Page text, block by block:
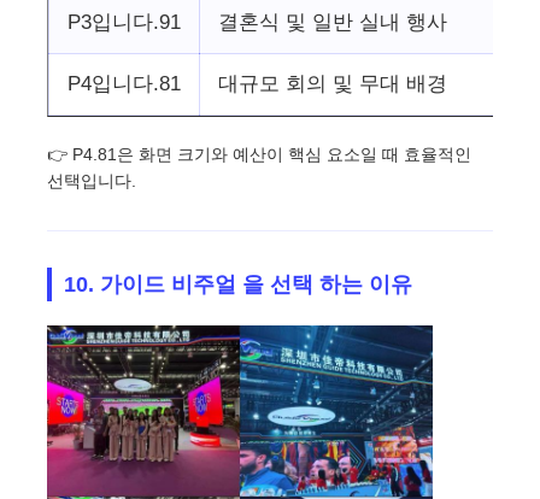
P3입니다.91 결혼식 및 일반 실내 행사
P4입니다.81 대규모 회의 및 무대 배경
👉 P4.81은 화면 크기와 예산이 핵심 요소일 때 효율적인
선택입니다.
10. 가이드 비주얼 을 선택 하는 이유